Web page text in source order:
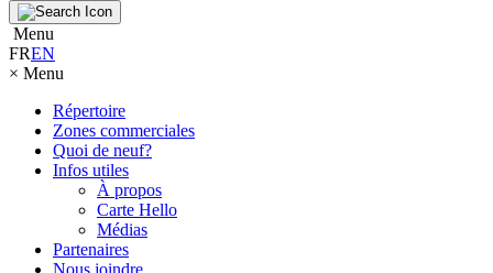
Menu
FREN
× Menu
Répertoire
Zones commerciales
Quoi de neuf?
Infos utiles
À propos
Carte Hello
Médias
Partenaires
Nous joindre